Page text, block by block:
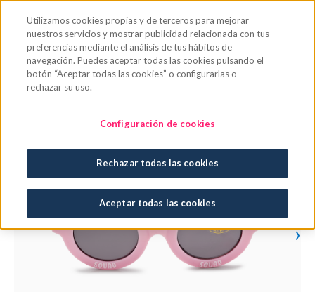
›
Utilizamos cookies propias y de terceros para mejorar
nuestros servicios y mostrar publicidad relacionada con tus
preferencias mediante el análisis de tus hábitos de
navegación. Puedes aceptar todas las cookies pulsando el
botón “Aceptar todas las cookies” o configurarlas o
rechazar su uso.
Configuración de cookies
Rechazar todas las cookies
Aceptar todas las cookies